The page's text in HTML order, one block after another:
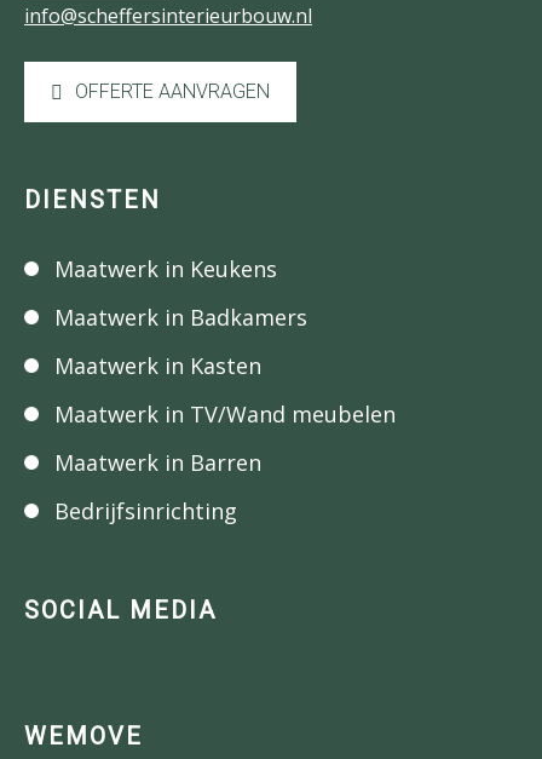
info@scheffersinterieurbouw.nl
OFFERTE AANVRAGEN
DIENSTEN
Maatwerk in Keukens
Maatwerk in Badkamers
Maatwerk in Kasten
Maatwerk in TV/Wand meubelen
Maatwerk in Barren
Bedrijfsinrichting
SOCIAL MEDIA
WEMOVE